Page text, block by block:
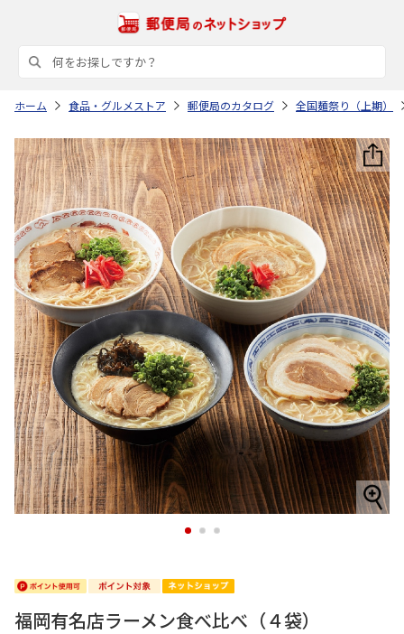
ホーム 食品・グルメストア 郵便局のカタログ 全国麺祭り（上期）
1 2 3
福岡有名店ラーメン食べ比べ（４袋）